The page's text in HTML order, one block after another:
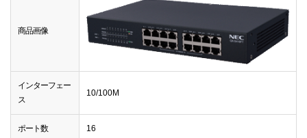
商品画像
インターフェー
ス
10/100M
ポート数 16